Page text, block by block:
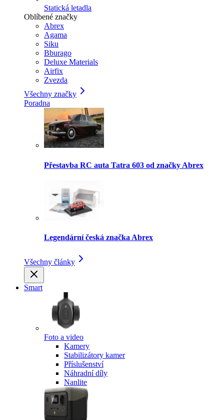
Statická letadla
Oblíbené značky
Abrex
Agama
Siku
Bburago
Deluxe Materials
Airfix
Zvezda
Všechny značky
Poradna
Přestavba RC auta Tatra 603 od značky Abrex
Legendární česká značka Abrex
Všechny články
Smart
Foto a video
Kamery
Stabilizátory kamer
Příslušenství
Náhradní díly
Nanlite